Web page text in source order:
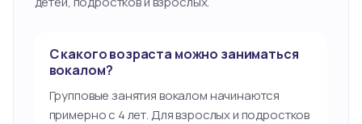
С какого возраста можно заниматься
вокалом?
Групповые занятия вокалом начинаются
примерно с 4 лет. Для взрослых и подростков